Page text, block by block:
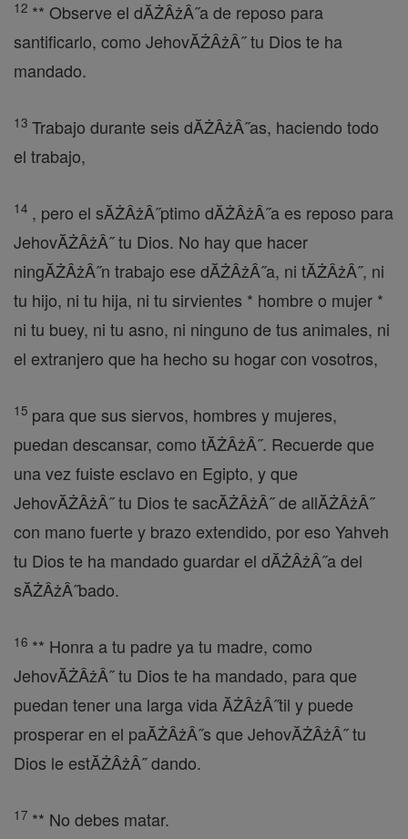
12 ** Observe el dĂŻÂżÂ˝a de reposo para
santificarlo, como JehovĂŻÂżÂ˝ tu Dios te ha
mandado.
13 Trabajo durante seis dĂŻÂżÂ˝as, haciendo todo
el trabajo,
14 , pero el sĂŻÂżÂ˝ptimo dĂŻÂżÂ˝a es reposo para
JehovĂŻÂżÂ˝ tu Dios. No hay que hacer
ningĂŻÂżÂ˝n trabajo ese dĂŻÂżÂ˝a, ni tĂŻÂżÂ˝, ni
tu hijo, ni tu hija, ni tu sirvientes * hombre o mujer *
ni tu buey, ni tu asno, ni ninguno de tus animales, ni
el extranjero que ha hecho su hogar con vosotros,
15 para que sus siervos, hombres y mujeres,
puedan descansar, como tĂŻÂżÂ˝. Recuerde que
una vez fuiste esclavo en Egipto, y que
JehovĂŻÂżÂ˝ tu Dios te sacĂŻÂżÂ˝ de allĂŻÂżÂ˝
con mano fuerte y brazo extendido, por eso Yahveh
tu Dios te ha mandado guardar el dĂŻÂżÂ˝a del
sĂŻÂżÂ˝bado.
16 ** Honra a tu padre ya tu madre, como
JehovĂŻÂżÂ˝ tu Dios te ha mandado, para que
puedan tener una larga vida ĂŻÂżÂ˝til y puede
prosperar en el paĂŻÂżÂ˝s que JehovĂŻÂżÂ˝ tu
Dios le estĂŻÂżÂ˝ dando.
17 ** No debes matar.